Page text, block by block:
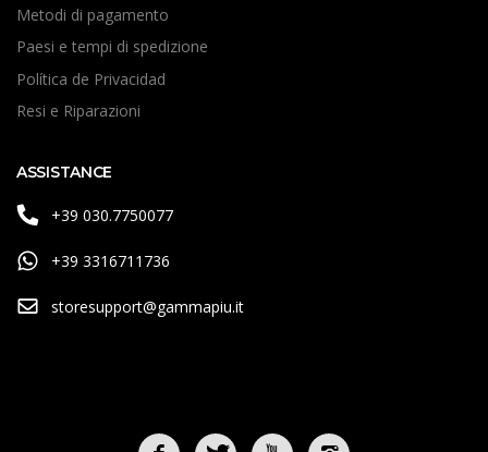
Metodi di pagamento
Paesi e tempi di spedizione
Política de Privacidad
Resi e Riparazioni
ASSISTANCE
+39 030.7750077
+39 3316711736
storesupport@gammapiu.it